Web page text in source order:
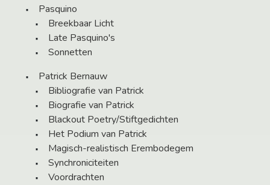
Pasquino
Breekbaar Licht
Late Pasquino's
Sonnetten
Patrick Bernauw
Bibliografie van Patrick
Biografie van Patrick
Blackout Poetry/Stiftgedichten
Het Podium van Patrick
Magisch-realistisch Erembodegem
Synchroniciteiten
Voordrachten